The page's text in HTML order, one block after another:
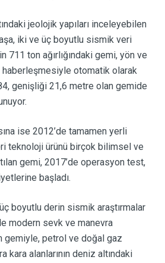
jeolojik yapıları inceleyebilen
iki ve üç boyutlu sismik veri
711 ton ağırlığındaki gemi, yön ve
otomatik olarak
genişliği 21,6 metre olan gemide
ise 2012’de tamamen yerli
teknoloji ürünü birçok bilimsel ve
gemi, 2017’de operasyon test,
başladı.
boyutlu derin sismik araştırmalar
modern sevk ve manevra
gemiyle, petrol ve doğal gaz
kara alanlarının deniz altındaki